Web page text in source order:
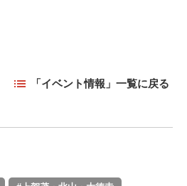
「イベント情報」一覧に戻る